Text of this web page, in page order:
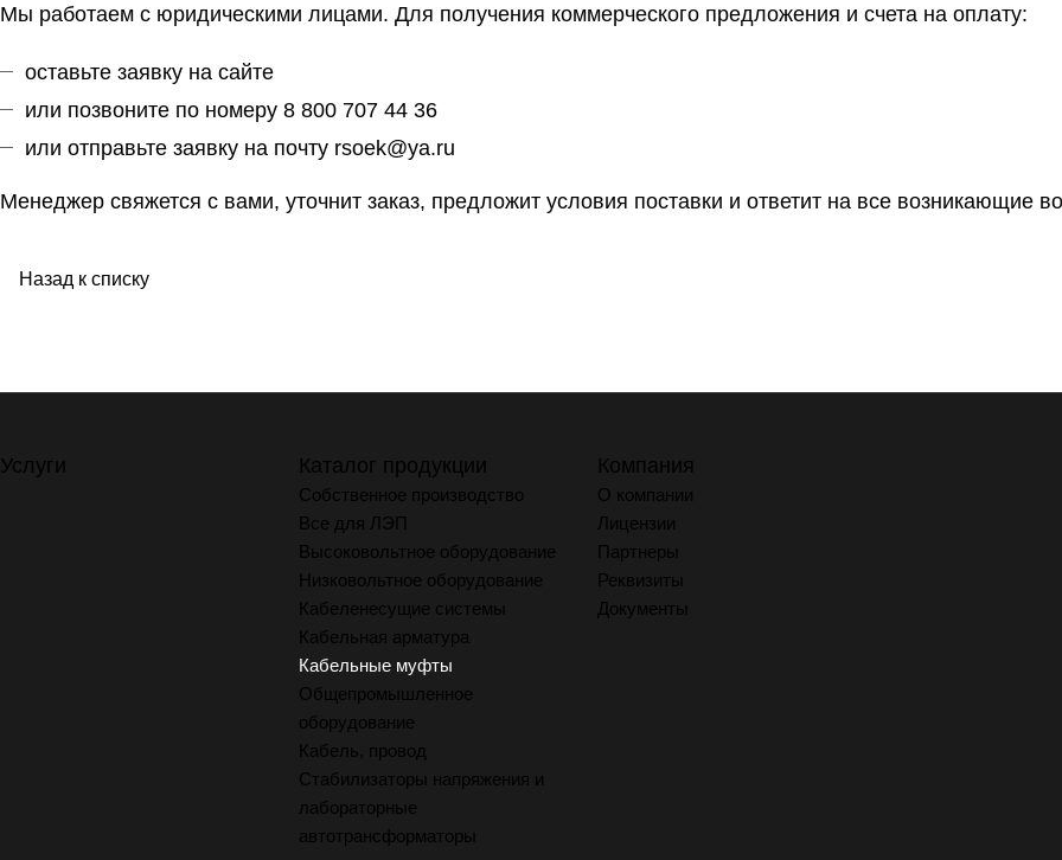
Мы работаем с юридическими лицами. Для получения коммерческого предложения и счета на оплату:
оставьте заявку на сайте
или позвоните по номеру 8 800 707 44 36
или отправьте заявку на почту rsoek@ya.ru
Менеджер свяжется с вами, уточнит заказ, предложит условия поставки и ответит на все возникающие
Назад к списку
Услуги Каталог продукции
Собственное производство
Все для ЛЭП
Высоковольтное оборудование
Низковольтное оборудование
Кабеленесущие системы
Кабельная арматура
Кабельные муфты
Общепромышленное
оборудование
Кабель, провод
Стабилизаторы напряжения и
лабораторные
автотрансформаторы
Компания
О компании
Лицензии
Партнеры
Реквизиты
Документы